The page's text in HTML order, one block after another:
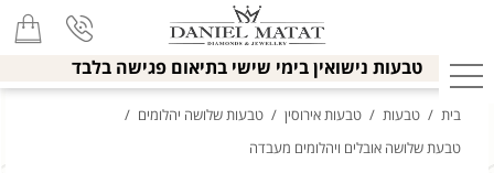
טבעות נישואין בימי שישי בתיאום פגישה בלבד
בית / טבעות / טבעות אירוסין / טבעות שלושה יהלומים /
טבעת שלושה אובלים ויהלומים מעבדה